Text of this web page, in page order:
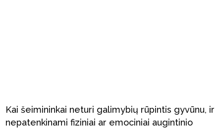
Kai šeimininkai neturi galimybių rūpintis gyvūnu, ir
nepatenkinami fiziniai ar emociniai augintinio